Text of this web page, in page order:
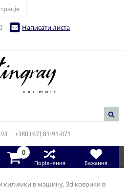
килимки в машину, 3d коврики в
Написати листа
+380 (67) 81-91-071
0
Порівняння Бажання